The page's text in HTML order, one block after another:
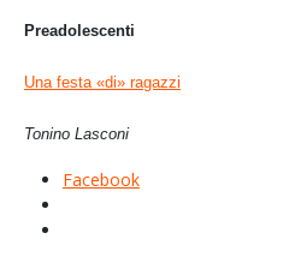
Preadolescenti
Una festa «di» ragazzi
Tonino Lasconi
Facebook